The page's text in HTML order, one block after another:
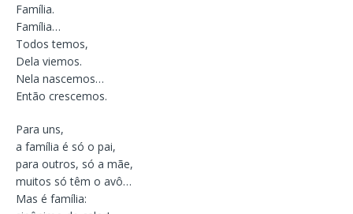
Família.
Família…
Todos temos,
Dela viemos.
Nela nascemos…
Então crescemos.
Para uns,
a família é só o pai,
para outros, só a mãe,
muitos só têm o avô…
Mas é família: